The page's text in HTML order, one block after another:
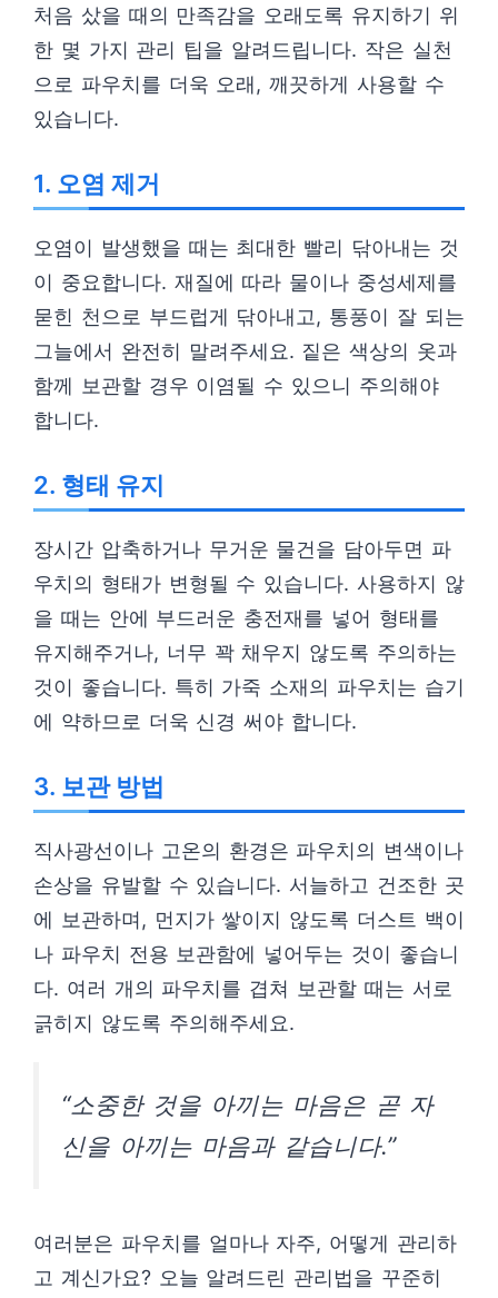
처음 샀을 때의 만족감을 오래도록 유지하기 위
한 몇 가지 관리 팁을 알려드립니다. 작은 실천
으로 파우치를 더욱 오래, 깨끗하게 사용할 수
있습니다.
1. 오염 제거
오염이 발생했을 때는 최대한 빨리 닦아내는 것
이 중요합니다. 재질에 따라 물이나 중성세제를
묻힌 천으로 부드럽게 닦아내고, 통풍이 잘 되는
그늘에서 완전히 말려주세요. 짙은 색상의 옷과
함께 보관할 경우 이염될 수 있으니 주의해야
합니다.
2. 형태 유지
장시간 압축하거나 무거운 물건을 담아두면 파
우치의 형태가 변형될 수 있습니다. 사용하지 않
을 때는 안에 부드러운 충전재를 넣어 형태를
유지해주거나, 너무 꽉 채우지 않도록 주의하는
것이 좋습니다. 특히 가죽 소재의 파우치는 습기
에 약하므로 더욱 신경 써야 합니다.
3. 보관 방법
직사광선이나 고온의 환경은 파우치의 변색이나
손상을 유발할 수 있습니다. 서늘하고 건조한 곳
에 보관하며, 먼지가 쌓이지 않도록 더스트 백이
나 파우치 전용 보관함에 넣어두는 것이 좋습니
다. 여러 개의 파우치를 겹쳐 보관할 때는 서로
긁히지 않도록 주의해주세요.
“소중한 것을 아끼는 마음은 곧 자
신을 아끼는 마음과 같습니다.”
여러분은 파우치를 얼마나 자주, 어떻게 관리하
고 계신가요? 오늘 알려드린 관리법을 꾸준히